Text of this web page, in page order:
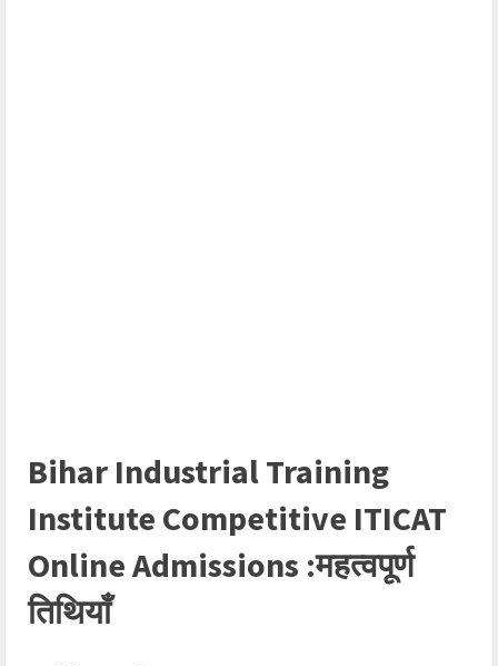
Bihar Industrial Training
Institute Competitive ITICAT
Online Admissions :महत्वपूर्ण
तिथियाँ